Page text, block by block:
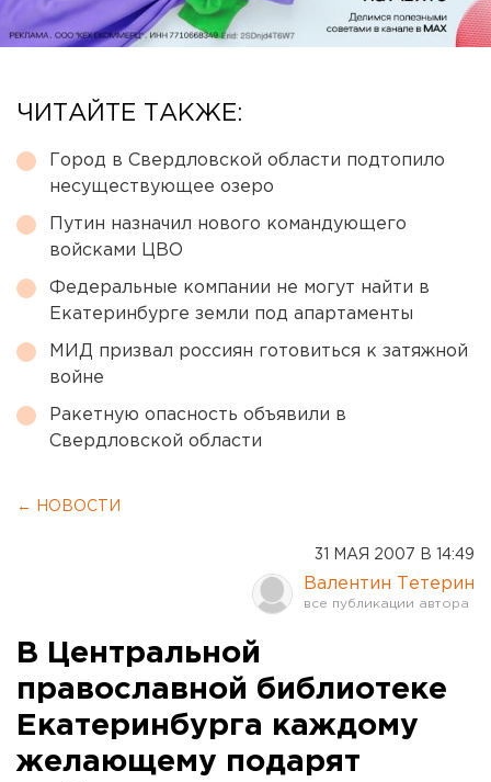
ЧИТАЙТЕ ТАКЖЕ:
Город в Свердловской области подтопило
несуществующее озеро
Путин назначил нового командующего
войсками ЦВО
Федеральные компании не могут найти в
Екатеринбурге земли под апартаменты
МИД призвал россиян готовиться к затяжной
войне
Ракетную опасность объявили в
Свердловской области
← НОВОСТИ
31 МАЯ 2007 В 14:49
Валентин Тетерин
В Центральной
православной библиотеке
Екатеринбурга каждому
желающему подарят